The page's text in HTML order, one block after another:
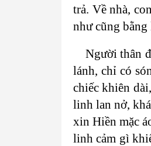
trả. Về nhà,
như cũng bằng
Người thân
lánh, chỉ có
chiếc khiên
linh lan nở,
xin Hiền mặc
linh cảm gì